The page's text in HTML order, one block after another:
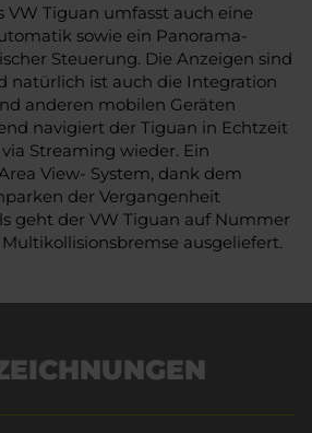
VW Tiguan umfasst auch eine
sowie ein Panorama-
Steuerung. Die Anzeigen sind
natürlich ist auch die Integration
anderen mobilen Geräten
navigiert der Tiguan in Echtzeit
Streaming wieder. Ein
View- System, dank dem
der Vergangenheit
geht der VW Tiguan auf Nummer
ausgeliefert.